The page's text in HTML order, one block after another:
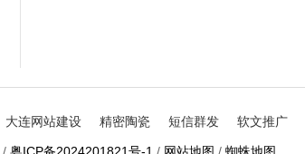
大连网站建设 精密陶瓷 短信群发 软文推广